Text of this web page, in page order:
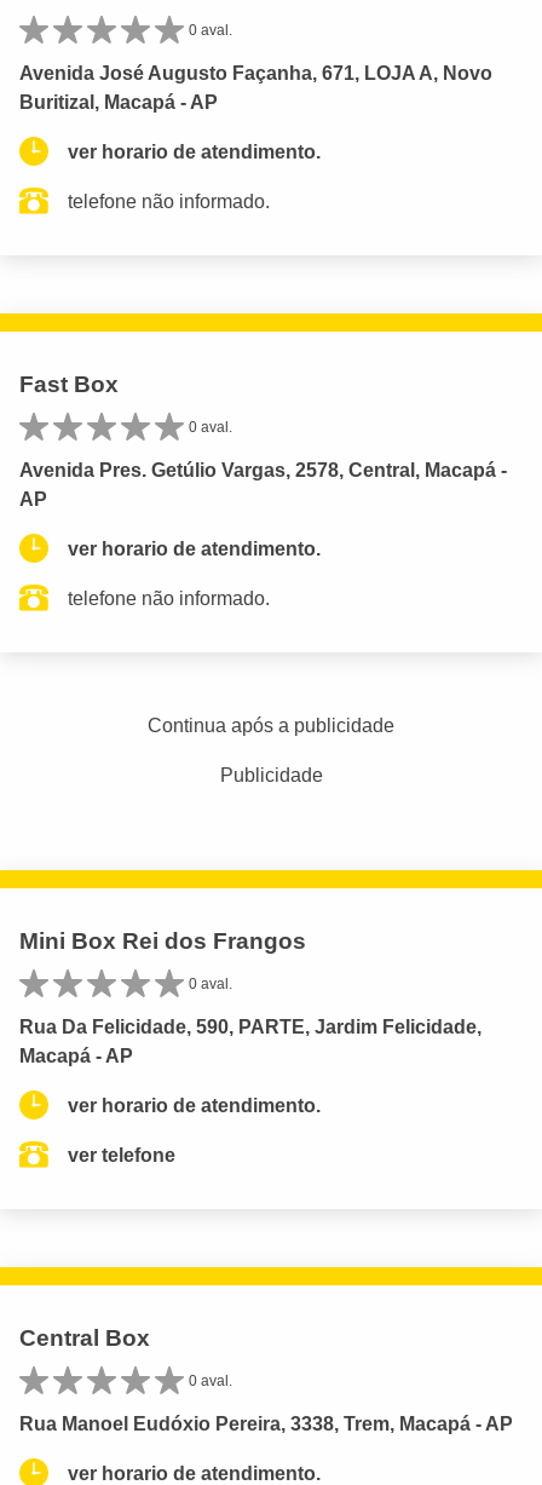
0 aval.
Avenida José Augusto Façanha, 671, LOJA A, Novo
Buritizal, Macapá - AP
ver horario de atendimento.
telefone não informado.
Fast Box
0 aval.
Avenida Pres. Getúlio Vargas, 2578, Central, Macapá -
AP
ver horario de atendimento.
telefone não informado.
Continua após a publicidade
Publicidade
Mini Box Rei dos Frangos
0 aval.
Rua Da Felicidade, 590, PARTE, Jardim Felicidade,
Macapá - AP
ver horario de atendimento.
ver telefone
Central Box
0 aval.
Rua Manoel Eudóxio Pereira, 3338, Trem, Macapá - AP
ver horario de atendimento.